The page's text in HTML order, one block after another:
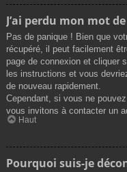
J’ai perdu mon mot
Pas de panique ! Bien que
récupéré, il peut facilement
page de connexion et cliquer
les instructions et vous
de nouveau rapidement.
Cependant, si vous ne
vous invitons à contacter un
Haut
Pourquoi suis-je